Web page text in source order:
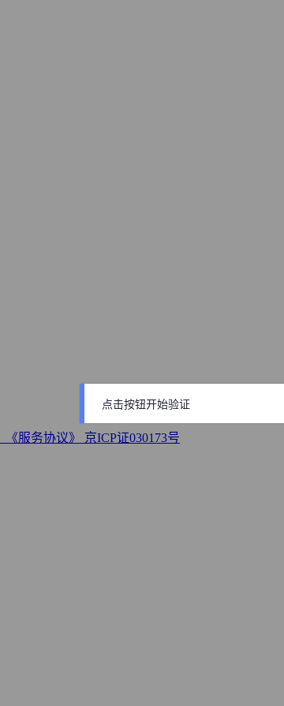
《服务协议》 京ICP证030173号
点击按钮开始验证